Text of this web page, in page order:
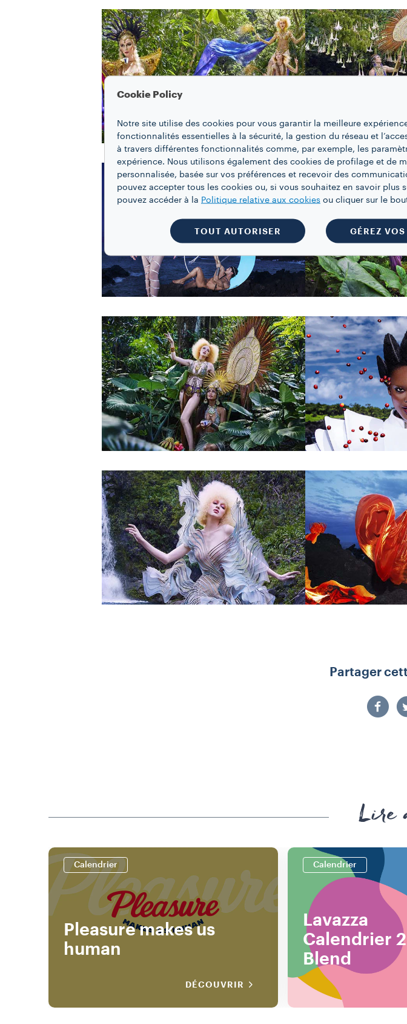
Partager
Lire
Calendrier
Pleasure makes us
human
DÉCOUVRIR
Calendrier
Lavazza
Calendrier
Blend
Cookie Policy
Notre site utilise des cookies pour vous garantir la meilleure
fonctionnalités essentielles à la sécurité, la gestion du réseau et
à travers différentes fonctionnalités comme, par exemple, les
expérience. Nous utilisons également des cookies de profilage et de
personnalisée, basée sur vos préférences et recevoir des
pouvez accepter tous les cookies ou, si vous souhaitez en savoir plus
pouvez accéder à la Politique relative aux cookies ou cliquer sur le
TOUT AUTORISER GÉREZ VOS